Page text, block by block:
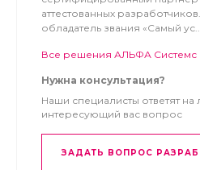
районе или по
аттестованных
обладатель звания «Самый
Все решения АЛЬФА Системс
Нужна консультация?
Наши специалисты ответят
интересующий вас вопрос
ЗАДАТЬ ВОПРОС